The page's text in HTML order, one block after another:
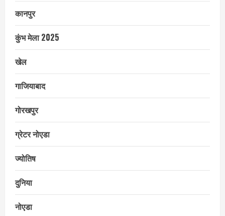
कानपुर
कुंभ मेला 2025
खेल
गाजियाबाद
गोरखपुर
ग्रेटर नोएडा
ज्योतिष
दुनिया
नोएडा